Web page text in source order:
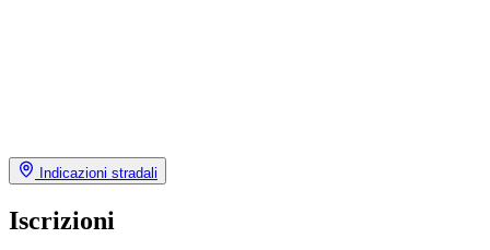
Indicazioni stradali
Iscrizioni